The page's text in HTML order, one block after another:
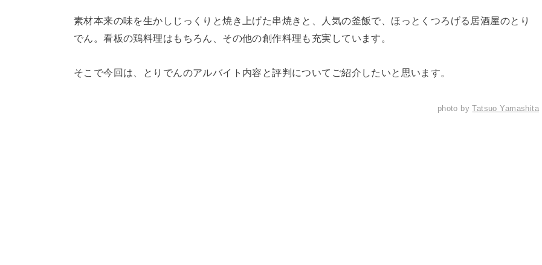
素材本来の味を生かしじっくりと焼き上げた串焼きと、人気の釜飯で、ほっとくつろげる居酒屋のとり
でん。看板の鶏料理はもちろん、その他の創作料理も充実しています。
そこで今回は、とりでんのアルバイト内容と評判についてご紹介したいと思います。
photo byTatsuo Yamashita